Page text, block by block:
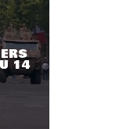
14